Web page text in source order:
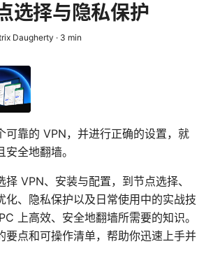
选择与隐私保护
Daugherty · 3 min
可靠的 VPN，并进行正确的设置，就
全地翻墙。
VPN、安装与配置，到节点选择、
化、隐私保护以及日常使用中的实战技
上高效、安全地翻墙所需要的知识。
要点和可操作清单，帮助你迅速上手并